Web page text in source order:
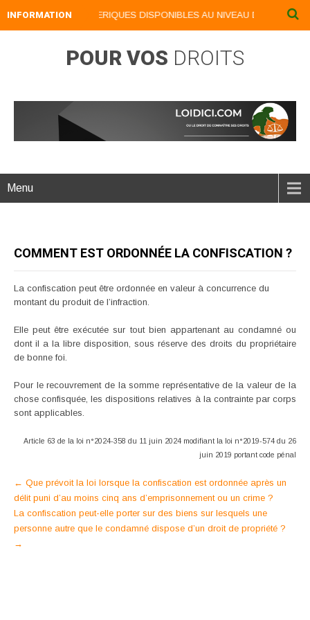
INFORMATION
NOS LIVRES NUMERIQUES DISPONIBLES AU NIVEAU DU MENU
POUR VOS DROITS
Menu
COMMENT EST ORDONNÉE LA CONFISCATION ?
La confiscation peut être ordonnée en valeur à concurrence du
montant du produit de l’infraction.
Elle peut être exécutée sur tout bien appartenant au condamné ou
dont il a la libre disposition, sous réserve des droits du propriétaire
de bonne foi.
Pour le recouvrement de la somme représentative de la valeur de la
chose confisquée, les dispositions relatives à la contrainte par corps
sont applicables.
Article 63 de la loi n°2024-358 du 11 juin 2024 modifiant la loi n°2019-574 du 26
juin 2019 portant code pénal
Post
navigation
← Que prévoit la loi lorsque la confiscation est ordonnée après un
délit puni d’au moins cinq ans d’emprisonnement ou un crime ?
La confiscation peut-elle porter sur des biens sur lesquels une
personne autre que le condamné dispose d’un droit de propriété ?
→